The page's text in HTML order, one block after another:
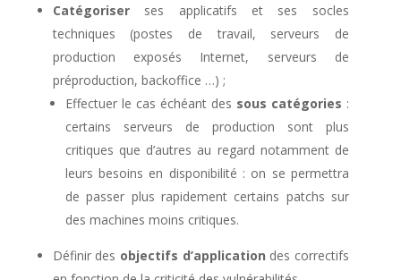
Catégoriserses applicatifs et ses socles
techniques (postes de travail, serveurs de
production exposés Internet, serveurs de
préproduction, backoffice …) ;
Effectuer le cas échéant des sous catégories :
certains serveurs de production sont plus
critiques que d’autres au regard notamment de
leurs besoins en disponibilité : on se permettra
de passer plus rapidement certains patchs sur
des machines moins critiques.
Définir des objectifs d’application des correctifs